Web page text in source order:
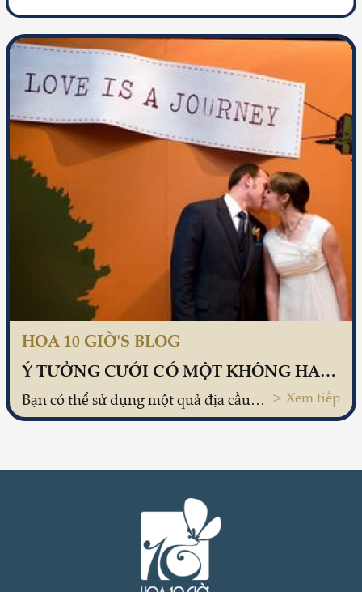
HOA 10 GIỜ'S BLOG
Ý TƯỞNG CƯỚI CÓ MỘT KHÔNG HAI CHO CẶP ĐÔI MÊ PHƯỢT
Bạn có thể sử dụng một quả địa cầu và bút màu để các vị khách mời ghi lời chúc lên đó, sau này dùng nó làm vật trang trí trong nhà đồng thời tăng thêm cảm hứng đối với những chuyến đi. > Xem tiếp